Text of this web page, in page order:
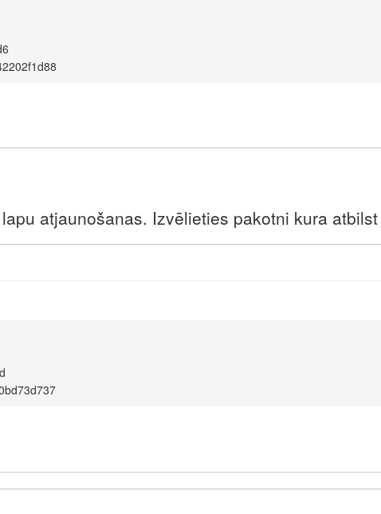
atjaunošanas. Izvēlieties pakotni kura